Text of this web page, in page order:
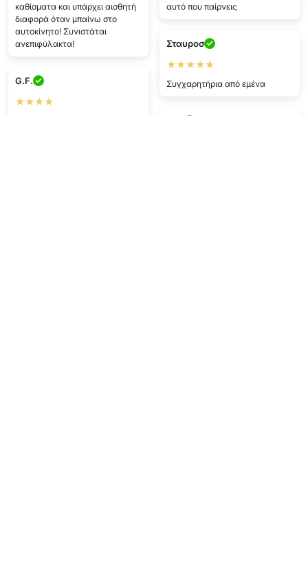
καθίσματα και υπάρχει αισθητή
διαφορά όταν μπαίνω στο
αυτοκίνητο! Συνιστάται
ανεπιφύλακτα!
αυτό που παίρνεις
Σταυροσ
★★★★★
Συγχαρητήρια από εμένα
G.F.
★★★★